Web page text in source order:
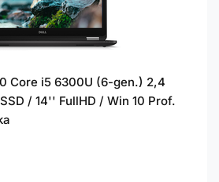
Core i5 6300U (6-gen.) 2,4
/ 14'' FullHD / Win 10 Prof.